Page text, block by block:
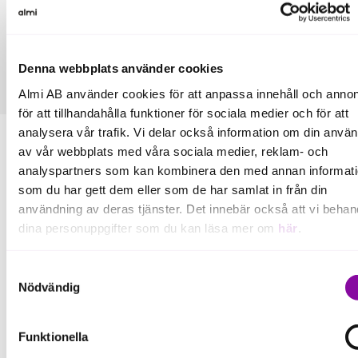
Denna webbplats använder cookies
Almi AB använder cookies för att anpassa innehåll och
för att tillhandahålla funktioner för sociala medier och för att
analysera vår trafik. Vi delar också information om din
av vår webbplats med våra sociala medier, reklam- och
analyspartners som kan kombinera den med annan
som du har gett dem eller som de har samlat in från din
användning av deras tjänster. Det innebär också att vi
dina personuppgifter som du kan läsa mer om här
delning av information enligt ovan, inte att ske, förutom för
som är nödvändiga för att hemsidan ska fungera se mer
Nödvändig
Funktionella
bästa innehav har förvärvats av bl a Google, Microsoft,
Qlik och Apple eller noterats på olika börser. Almi Invest är
Fler pressmeddelanden